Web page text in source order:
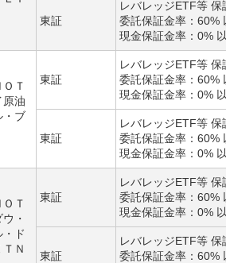
東証
レバレッジETF等 保
委託保証金率：60%
現金保証金率：0%
Ｔ
油
ブ
東証
レバレッジETF等 保
委託保証金率：60%
現金保証金率：0%
東証
レバレッジETF等 保
委託保証金率：60%
現金保証金率：0%
Ｔ
・
・ド
Ｎ
東証
レバレッジETF等 保
委託保証金率：60%
現金保証金率：0%
東証
レバレッジETF等 保
委託保証金率：60%